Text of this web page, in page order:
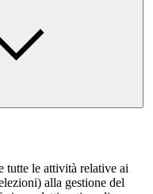
tutte le attività relative ai
alla gestione del